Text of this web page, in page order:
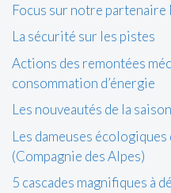
Focus sur notre
La sécurité sur les pistes
Actions des remontées
consommation d’énergie
Les nouveautés de la
Les dameuses
(Compagnie des Alpes)
5 cascades magnifiques à